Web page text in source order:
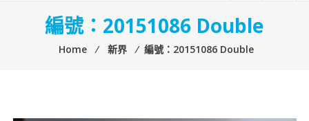
編號：20151086 Double
Home ⁄ 新界 ⁄ 編號：20151086 Double